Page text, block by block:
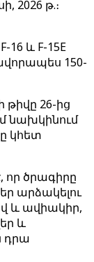
2026 թ.։
և F-15E
150-
26-ից
նախկինում
կհետ
որ ծրագիրը
արձակելու
և ավիակիր,
և
դրա